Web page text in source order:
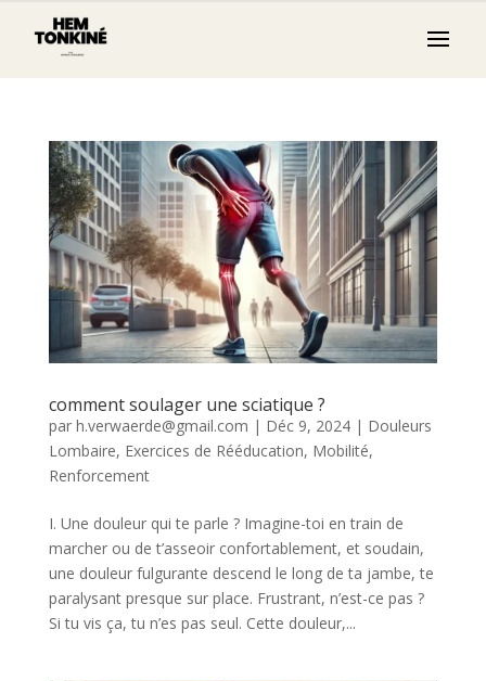
comment soulager une sciatique ?
par h.verwaerde@gmail.com | Déc 9, 2024| Douleurs
Lombaire, Exercices de Rééducation, Mobilité,
Renforcement
I. Une douleur qui te parle ? Imagine-toi en train de
marcher ou de t’asseoir confortablement, et soudain,
une douleur fulgurante descend le long de ta jambe, te
paralysant presque sur place. Frustrant, n’est-ce pas ?
Si tu vis ça, tu n’es pas seul. Cette douleur,...